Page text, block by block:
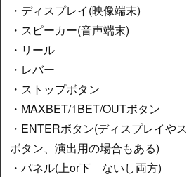
・ディスプレイ(映像端末)
・スピーカー(音声端末)
・リール
・レバー
・ストップボタン
・MAXBET/1BET/OUTボタン
・ENTERボタン(ディスプレイや
ボタン、演出用の場合もある)
・パネル(上or下 ないし両方)